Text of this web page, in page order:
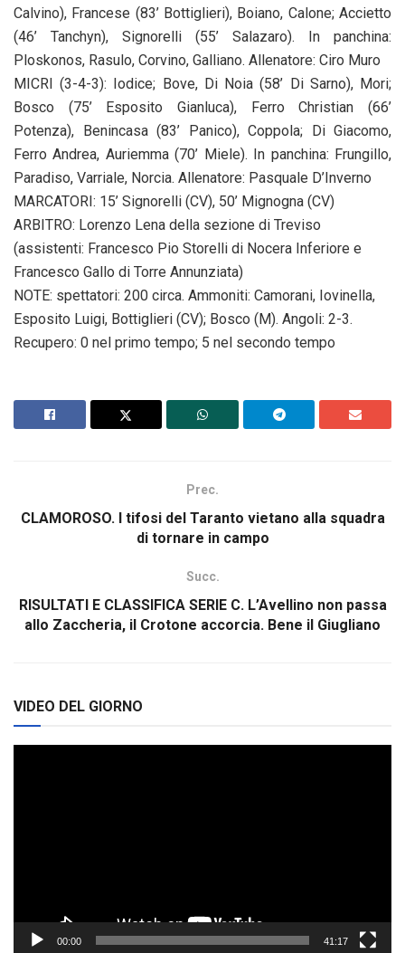
Calvino), Francese (83’ Bottiglieri), Boiano, Calone; Accietto
(46’ Tanchyn), Signorelli (55’ Salazaro). In panchina:
Ploskonos, Rasulo, Corvino, Galliano. Allenatore: Ciro Muro
MICRI (3-4-3): Iodice; Bove, Di Noia (58’ Di Sarno), Mori;
Bosco (75’ Esposito Gianluca), Ferro Christian (66’
Potenza), Benincasa (83’ Panico), Coppola; Di Giacomo,
Ferro Andrea, Auriemma (70’ Miele). In panchina: Frungillo,
Paradiso, Varriale, Norcia. Allenatore: Pasquale D’Inverno
MARCATORI: 15’ Signorelli (CV), 50’ Mignogna (CV)
ARBITRO: Lorenzo Lena della sezione di Treviso
(assistenti: Francesco Pio Storelli di Nocera Inferiore e
Francesco Gallo di Torre Annunziata)
NOTE: spettatori: 200 circa. Ammoniti: Camorani, Iovinella,
Esposito Luigi, Bottiglieri (CV); Bosco (M). Angoli: 2-3.
Recupero: 0 nel primo tempo; 5 nel secondo tempo
Prec.
CLAMOROSO. I tifosi del Taranto vietano alla squadra
di tornare in campo
Succ.
RISULTATI E CLASSIFICA SERIE C. L’Avellino non passa
allo Zaccheria, il Crotone accorcia. Bene il Giugliano
VIDEO DEL GIORNO
00:00 41:17